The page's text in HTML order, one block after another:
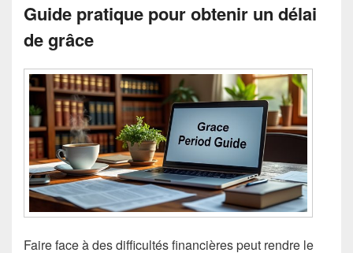
Guide pratique pour obtenir un délai
de grâce
Faire face à des difficultés financières peut rendre le